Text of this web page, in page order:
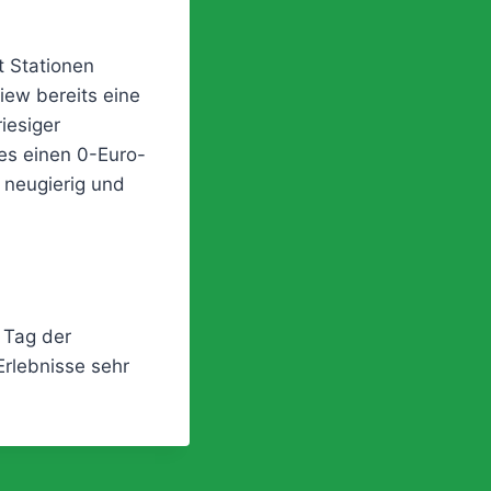
Stationen
bereits eine
einen 0-Euro-
und
der
sehr